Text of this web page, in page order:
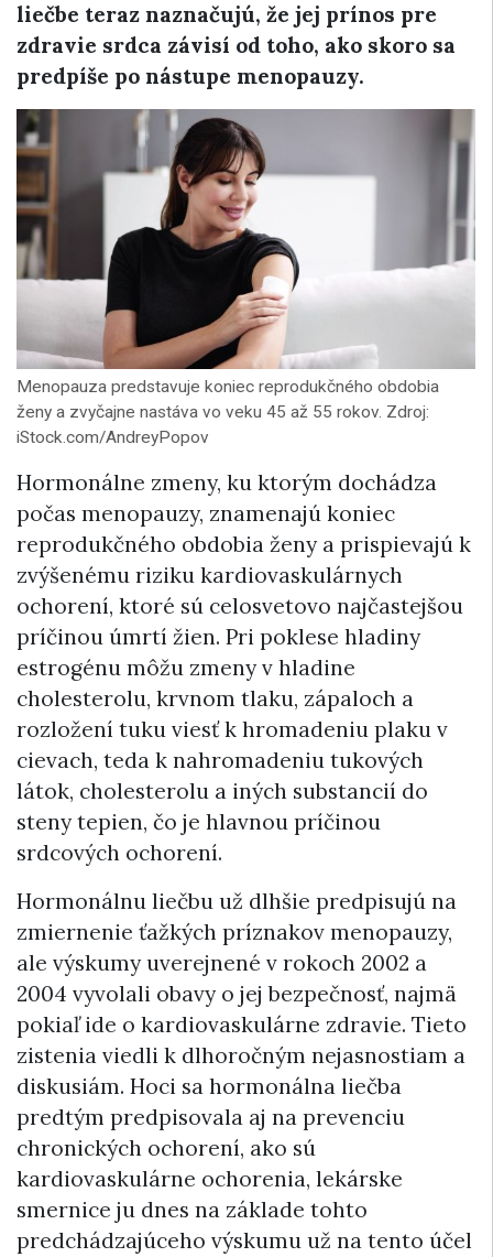
liečbe teraz naznačujú, že jej prínos pre
zdravie srdca závisí od toho, ako skoro sa
predpíše po nástupe menopauzy.
Menopauza predstavuje koniec reprodukčného obdobia
ženy a zvyčajne nastáva vo veku 45 až 55 rokov. Zdroj:
iStock.com/AndreyPopov
Hormonálne zmeny, ku ktorým dochádza
počas menopauzy, znamenajú koniec
reprodukčného obdobia ženy a prispievajú k
zvýšenému riziku kardiovaskulárnych
ochorení, ktoré sú celosvetovo najčastejšou
príčinou úmrtí žien. Pri poklese hladiny
estrogénu môžu zmeny v hladine
cholesterolu, krvnom tlaku, zápaloch a
rozložení tuku viesť k hromadeniu plaku v
cievach, teda k nahromadeniu tukových
látok, cholesterolu a iných substancií do
steny tepien, čo je hlavnou príčinou
srdcových ochorení.
Hormonálnu liečbu už dlhšie predpisujú na
zmiernenie ťažkých príznakov menopauzy,
ale výskumy uverejnené v rokoch 2002 a
2004 vyvolali obavy o jej bezpečnosť, najmä
pokiaľ ide o kardiovaskulárne zdravie. Tieto
zistenia viedli k dlhoročným nejasnostiam a
diskusiám. Hoci sa hormonálna liečba
predtým predpisovala aj na prevenciu
chronických ochorení, ako sú
kardiovaskulárne ochorenia, lekárske
smernice ju dnes na základe tohto
predchádzajúceho výskumu už na tento účel